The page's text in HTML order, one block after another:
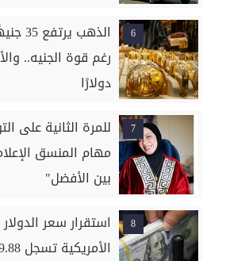
6
دولارًا
7
للمرة الثانية على
مهام المنسق
بين الأفضل"
8
استقرار سعر
الأمريكية تسجل 49.88 جنيه بالبنك المركزي